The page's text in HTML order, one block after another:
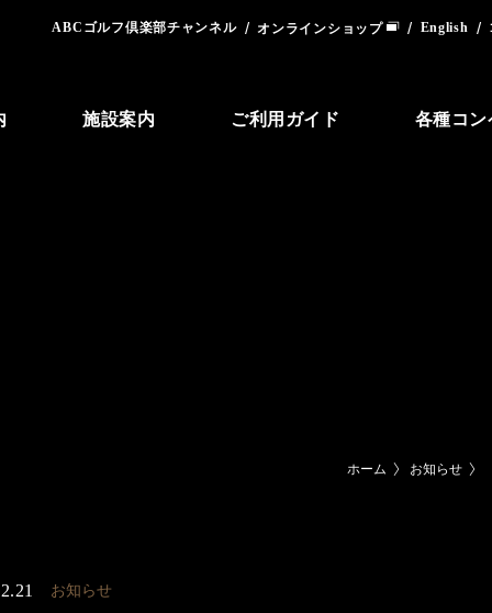
施設案内 ご利用ガイド 各種コン
ABCゴルフ倶楽部チャンネル オンラインショップ English
ホーム お知らせ
お知らせ